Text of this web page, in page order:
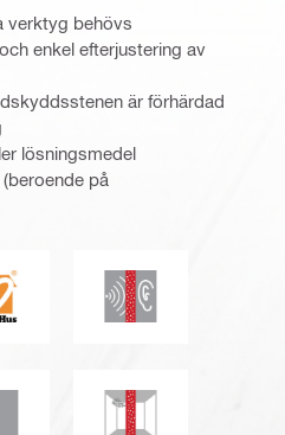
verktyg behövs
enkel efterjustering av
är förhärdad
lösningsmedel
på
Ljudisolering
motståndMögel- och